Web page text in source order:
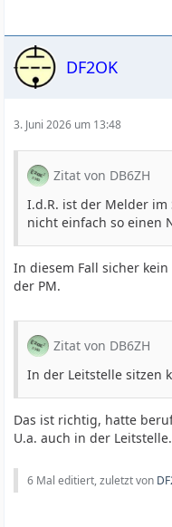
DF2OK
3. Juni 2026 um 13:48
Zitat von DB6ZH
I.d.R. ist der Melder
nicht einfach so einen
In diesem Fall sicher
der PM.
Zitat von DB6ZH
In der Leitstelle sitzen
Das ist richtig, hatte
U.a. auch in der
6 Mal editiert, zuletzt von